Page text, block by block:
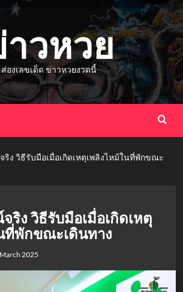
วหวย
ส่องเลขเด็ด ข่าวหวยงวดนี้
ง วิธีรับมือเมื่อเกิดเหตุเพลิงไหม้ในที่พักขณะ
ริง วิธีรับมือเมื่อเกิดเหตุ
ที่พักขณะเดินทาง
2025